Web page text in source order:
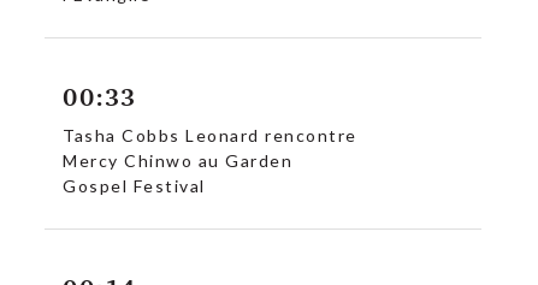
00:33
Tasha Cobbs Leonard rencontre
Mercy Chinwo au Garden
Gospel Festival